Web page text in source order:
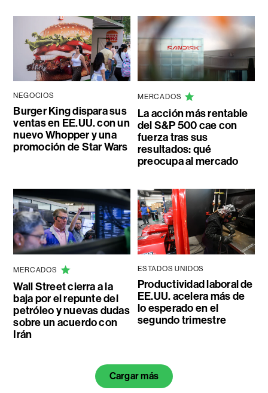
NEGOCIOS
Burger King dispara sus
ventas en EE.UU. con un
nuevo Whopper y una
promoción de Star Wars
MERCADOS
La acción más rentable
del S&P 500 cae con
fuerza tras sus
resultados: qué
preocupa al mercado
MERCADOS
Wall Street cierra a la
baja por el repunte del
petróleo y nuevas dudas
sobre un acuerdo con
Irán
ESTADOS UNIDOS
Productividad laboral de
EE.UU. acelera más de
lo esperado en el
segundo trimestre
Cargar más